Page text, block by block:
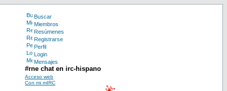
Buscar
Miembros
Resúmenes
Registrarse
Perfil
Login
Mensajes
#rne chat en irc-hispano
Acceso web
Con mi mIRC